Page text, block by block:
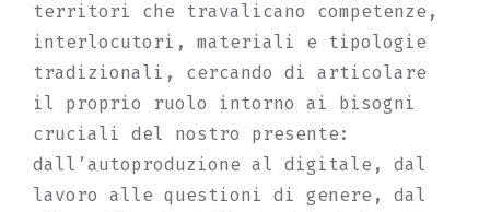
territori che travalicano competenze,
interlocutori, materiali e tipologie
tradizionali, cercando di articolare
il proprio ruolo intorno ai bisogni
cruciali del nostro presente:
dall’autoproduzione al digitale, dal
lavoro alle questioni di genere, dal